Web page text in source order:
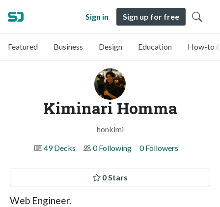
Sign in Sign up for free
Featured Business Design Education How-to
Kiminari Homma
honkimi
49 Decks
0 Following 0 Followers
0 Stars
Web Engineer.